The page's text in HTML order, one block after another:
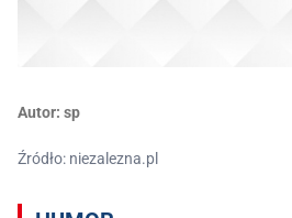
Autor: sp
Źródło: niezalezna.pl